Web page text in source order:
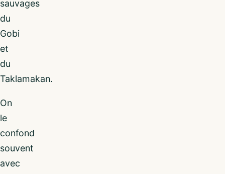
sauvages
du
Gobi
et
du
Taklamakan.
On
le
confond
souvent
avec